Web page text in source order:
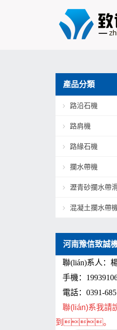
產品分類
路沿石機
路肩機
路緣石機
攔水帶機
瀝青砂攔水帶
混凝土攔水帶
河南豫信致誠
聯(lián)系人：
手機：
電話：0391-
聯(lián)系我請
到。